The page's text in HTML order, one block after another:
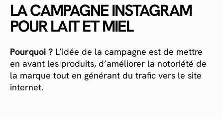
LA CAMPAGNE INSTAGRAM
POUR LAIT ET MIEL
Pourquoi ? L’idée de la campagne est de mettre
en avant les produits, d’améliorer la notoriété de
la marque tout en générant du trafic vers le site
internet.